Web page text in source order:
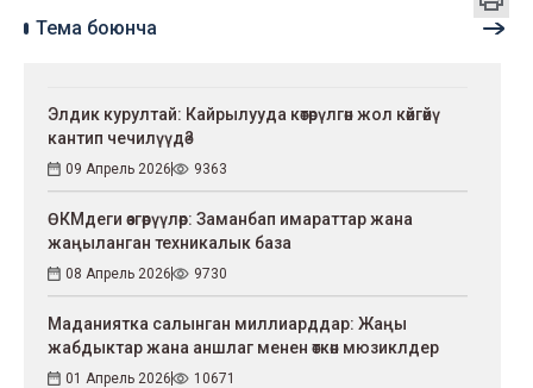
Тема боюнча
Элдик курултай: Кайрылууда көтөрүлгөн жол көйгөйү
кантип чечилүүдө?
09 Апрель 2026 9363
ӨКМдеги өзгөрүүлөр: Заманбап имараттар жана
жаңыланган техникалык база
08 Апрель 2026 9730
Маданиятка салынган миллиарддар: Жаңы
жабдыктар жана аншлаг менен өткөн мюзиклдер
01 Апрель 2026 10671